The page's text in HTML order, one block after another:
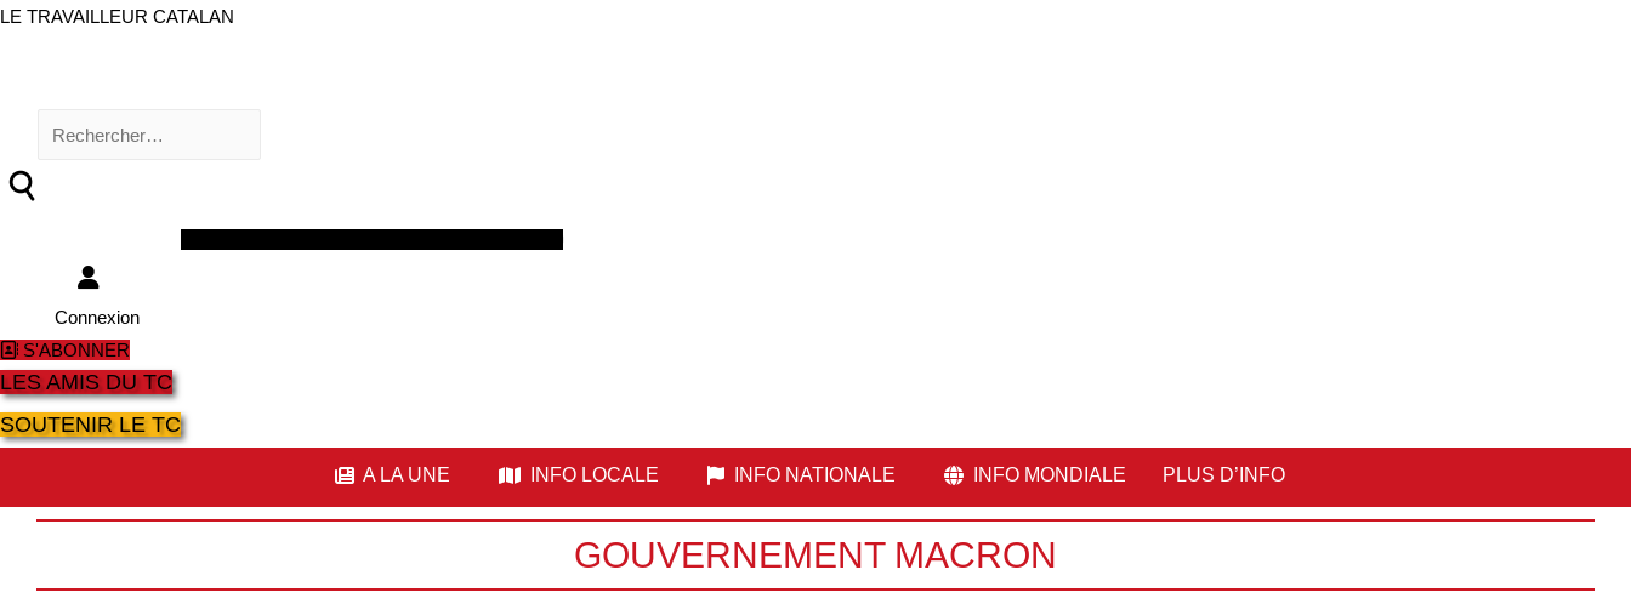
LE TRAVAILLEUR CATALAN
Rechercher :
Connexion
S'ABONNER
LES AMIS DU TC
SOUTENIR LE TC
A LA UNE INFO LOCALE INFO NATIONALE INFO MONDIALE PLUS D’INFO
GOUVERNEMENT MACRON